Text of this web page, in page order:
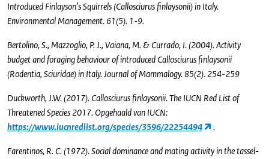
Introduced Finlayson’s Squirrels (Callosciurus finlaysonii) in Italy.
Environmental Management. 61(5). 1-9.
Bertolino, S., Mazzoglio, P. J., Vaiana, M. & Currado, I. (2004). Activity
budget and foraging behaviour of introduced Callosciurus finlaysonii
(Rodentia, Sciuridae) in Italy. Journal of Mammalogy. 85(2). 254-259
Duckworth, J.W. (2017). Callosciurus finlaysonii. The IUCN Red List of
Threatened Species 2017. Opgehaald van IUCN:
https://www.iucnredlist.org/species/3596/22254494
.
Farentinos, R. C. (1972). Social dominance and mating activity in the tassel-